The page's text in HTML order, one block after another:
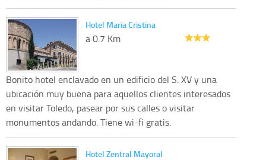
Hotel Maria Cristina
a 0.7 Km
Bonito hotel enclavado en un edificio del S. XV y una
ubicación muy buena para aquellos clientes interesados
en visitar Toledo, pasear por sus calles o visitar
monumentos andando. Tiene wi-fi gratis.
Hotel Zentral Mayoral